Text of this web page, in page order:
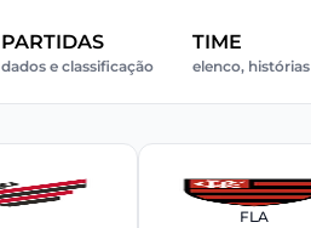
PARTIDAS
dados e classificação
TIME
elenco, histórias
FLA